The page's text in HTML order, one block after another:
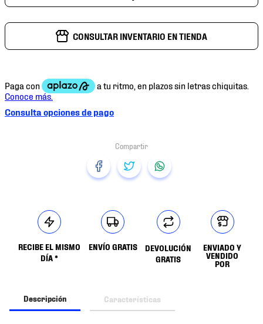
CONSULTAR INVENTARIO EN TIENDA
Consulta opciones de pago
RECIBE EL MISMO
DÍA *
ENVÍO GRATIS
DEVOLUCIÓN
GRATIS
ENVIADO Y
VENDIDO
POR
Descripción Características
10. tenis nike